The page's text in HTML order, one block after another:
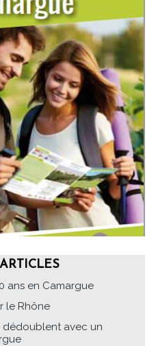
ans en Camargue
le Rhône
dédoublent avec un